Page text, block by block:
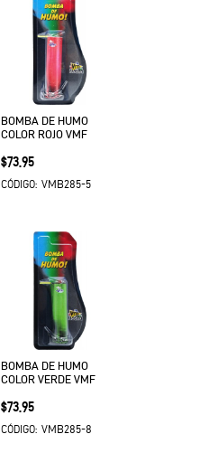
BOMBA DE HUMO
COLOR ROJO VMF
Precio
$73.95
CÓDIGO: VMB285-5
BOMBA DE HUMO
COLOR VERDE VMF
Precio
$73.95
CÓDIGO: VMB285-8